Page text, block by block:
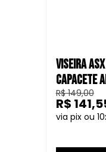
VISEIRA
CAPACETE
R$ 149,00
10
R$